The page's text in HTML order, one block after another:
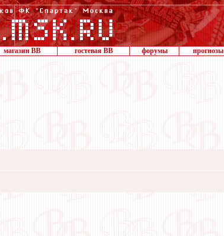
магазин ВВ гостевая ВВ форумы прогнозы